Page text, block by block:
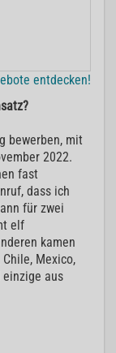
entdecken!
bewerben, mit
2022.
fast
dass ich
für zwei
elf
kamen
Mexico,
einzige aus